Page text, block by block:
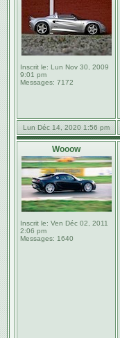
Inscrit le: Lun Nov 30, 2009
9:01 pm
Messages: 7172
Lun Déc 14, 2020 1:56 pm
Wooow
Inscrit le: Ven Déc 02, 2011
2:06 pm
Messages: 1640